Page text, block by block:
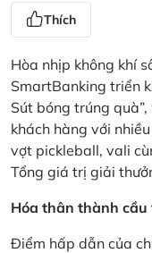
Thích
Hòa nhịp không khí
SmartBanking triển
Sút bóng trúng
khách hàng với
vợt pickleball, vali
Tổng giá trị giải
Hóa thân thành
Điểm hấp dẫn của